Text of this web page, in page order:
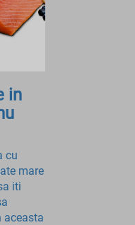
in
cu
mare
iti
aceasta